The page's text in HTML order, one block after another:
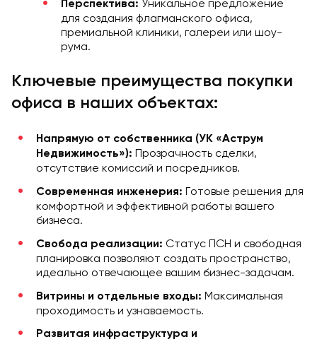
Перспектива: Уникальное предложение
для создания флагманского офиса,
премиальной клиники, галереи или шоу-
рума.
Ключевые преимущества покупки
офиса в наших объектах:
Напрямую от собственника (УК «Аструм
Недвижимость»): Прозрачность сделки,
отсутствие комиссий и посредников.
Современная инженерия: Готовые решения для
комфортной и эффективной работы вашего
бизнеса.
Свобода реализации: Статус ПСН и свободная
планировка позволяют создать пространство,
идеально отвечающее вашим бизнес-задачам.
Витрины и отдельные входы: Максимальная
проходимость и узнаваемость.
Развитая инфраструктура и